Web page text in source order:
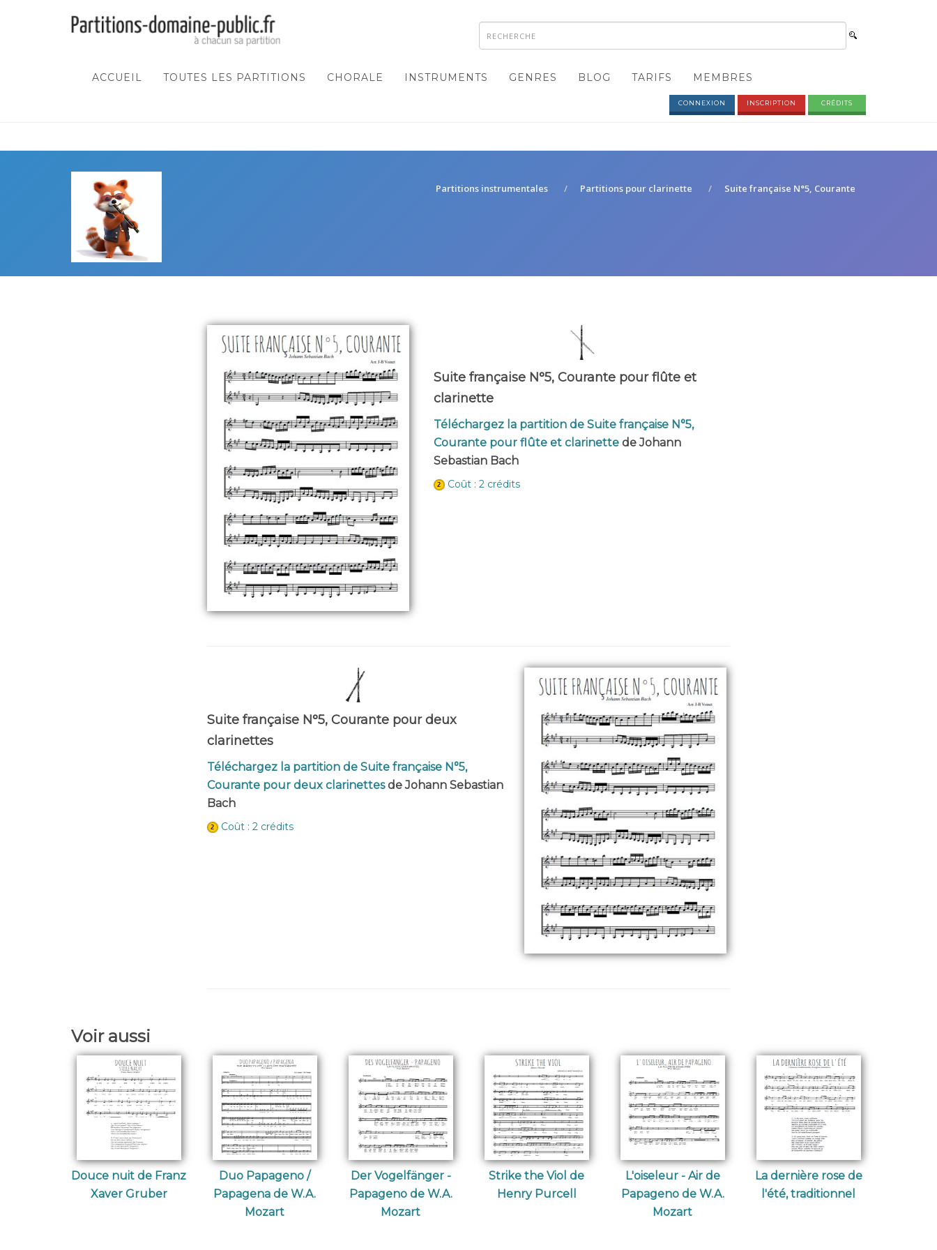
ACCUEIL TOUTES LES PARTITIONS CHORALE INSTRUMENTS GENRES BLOG TARIFS MEMBRES
CONNEXION INSCRIPTION CRÉDITS
Partitions instrumentales Partitions pour clarinette Suite française N°5, Courante
Suite française N°5, Courante pour flûte et
clarinette
Téléchargez la partition de Suite française N°5,
Courante pour flûte et clarinette de Johann
Sebastian Bach
Coût : 2 crédits
Suite française N°5, Courante pour deux
clarinettes
Téléchargez la partition de Suite française N°5,
Courante pour deux clarinettesde Johann Sebastian
Bach
Coût : 2 crédits
Voir aussi
Douce nuit de Franz
Xaver Gruber
Duo Papageno /
Papagena de W.A.
Mozart
Der Vogelfänger -
Papageno de W.A.
Mozart
Strike the Viol de
Henry Purcell
L'oiseleur - Air de
Papageno de W.A.
Mozart
La dernière rose de
l'été, traditionnel